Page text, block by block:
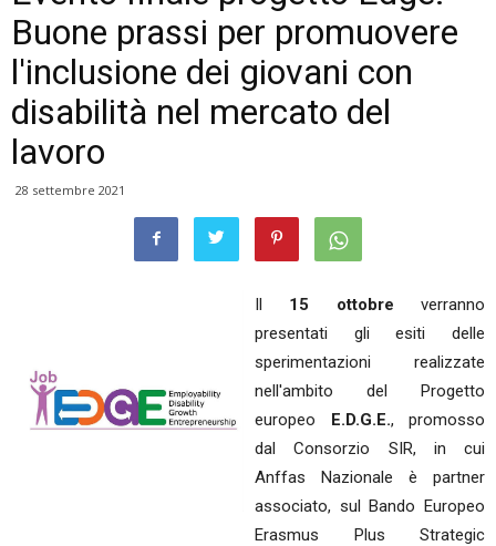
Buone prassi per promuovere
l'inclusione dei giovani con
disabilità nel mercato del
lavoro
28 settembre 2021
Il 15 ottobre verranno
presentati gli esiti delle
sperimentazioni realizzate
nell'ambito del Progetto
europeo E.D.G.E., promosso
dal Consorzio SIR, in cui
Anffas Nazionale è partner
associato, sul Bando Europeo
Erasmus Plus Strategic